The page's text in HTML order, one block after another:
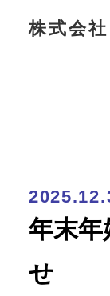
株式会
年末年
せ